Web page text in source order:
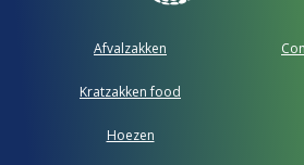
Afvalzakken
Kratzakken food
Hoezen